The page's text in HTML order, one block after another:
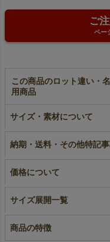
ご
ペー
この商品のロット違い・
用商品
【名入れ対応】不織布
アドバッグ 薄手
A5サイズ｜100枚入
名入れ
サイズ・素材について
納期・送料・その他特記
価格について
サイズ展開一覧
商品の特徴